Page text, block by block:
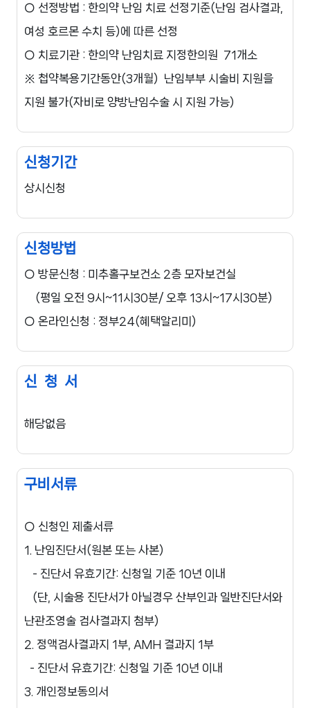
○ 선정방법 : 한의약 난임 치료 선정기준(난임 검사결과,
여성 호르몬 수치 등)에 따른 선정
○ 치료기관 : 한의약 난임치료 지정한의원  71개소
※ 첩약복용기간동안(3개월)  난임부부 시술비 지원을
지원 불가(자비로 양방난임수술 시 지원 가능)
신청기간
상시신청
신청방법
○ 방문신청 : 미추홀구보건소 2층 모자보건실
○ 온라인신청 : 정부24(혜택알리미)
신 청 서
해당없음
구비서류
○ 신청인 제출서류
1. 난임진단서(원본 또는 사본)
난관조영술 검사결과지 첨부)
2. 정액검사결과지 1부, AMH 결과지 1부
3. 개인정보동의서